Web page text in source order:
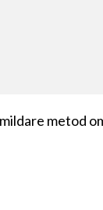
metod